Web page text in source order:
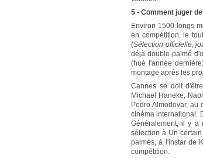
5 - Comment juger
Environ 1500 longs
en compétition, le
(Sélection officielle,
déjà double-palmé
(hué l'année
montage après les
Cannes se doit
Michael Haneke,
Pedro Almodovar,
cinéma international.
Généralement, il y a
sélection à Un
palmés, à l'instar de
compétition.